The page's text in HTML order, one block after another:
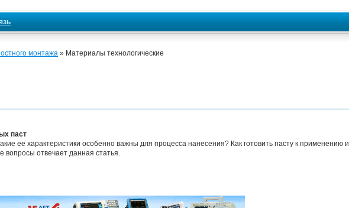
монтажа » Материалы технологические
паст
ее характеристики особенно важны для процесса нанесения? Как готовить пасту к применению и
вопросы отвечает данная статья.